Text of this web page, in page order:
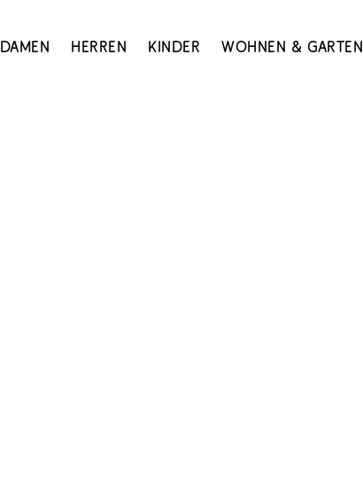
Damen Herren Kinder Wohnen & Garten